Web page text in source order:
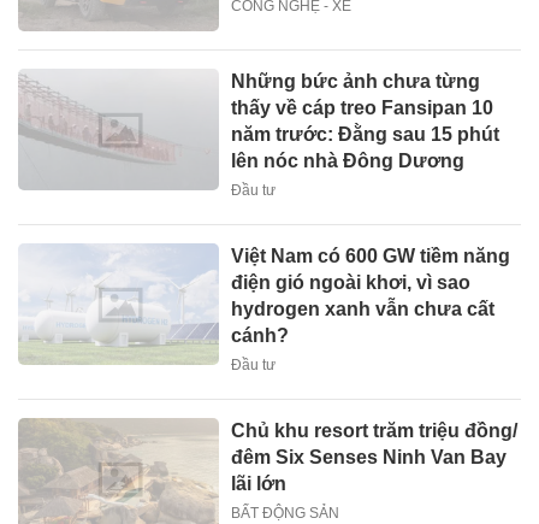
CÔNG NGHỆ - XE
Những bức ảnh chưa từng
thấy về cáp treo Fansipan 10
năm trước: Đằng sau 15 phút
lên nóc nhà Đông Dương
Đầu tư
Việt Nam có 600 GW tiềm năng
điện gió ngoài khơi, vì sao
hydrogen xanh vẫn chưa cất
cánh?
Đầu tư
Chủ khu resort trăm triệu đồng/
đêm Six Senses Ninh Van Bay
lãi lớn
BẤT ĐỘNG SẢN